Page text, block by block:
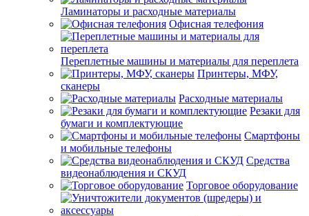
Ламинаторы и расходные материалы
Офисная телефония
Переплетные машины и материалы для переплета
Принтеры, МФУ,
сканеры
Расходные материалы
Резаки для
бумаги и комплектующие
Смартфоны
и мобильные телефоны
Средства
видеонаблюдения и СКУД
Торговое оборудование